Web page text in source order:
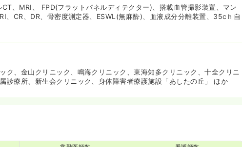
、MRI、 FPD(フラットパネルディテクター)、搭載血管撮影装置、マン
、CR、DR、骨密度測定器、ESWL(無麻酔)、血液成分分離装置、35cｈ自
ク、金山クリニック、鳴海クリニック、東海知多クリニック、十全クリニ
診療所、新生会クリニック、身体障害者療護施設「あしたの丘」 ほか